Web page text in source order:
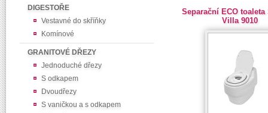
DIGESTOŘE
Vestavné do skříňky
Komínové
GRANITOVÉ DŘEZY
Jednoduché dřezy
S odkapem
Dvoudřezy
S vaničkou a s odkapem
Separační ECO toaleta
Villa 9010